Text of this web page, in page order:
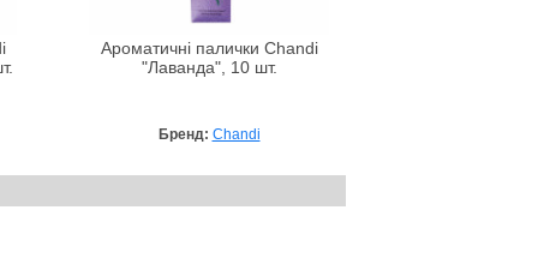
Ароматичні палички Chandi
"Лаванда", 10 шт.
Бренд: Chandi